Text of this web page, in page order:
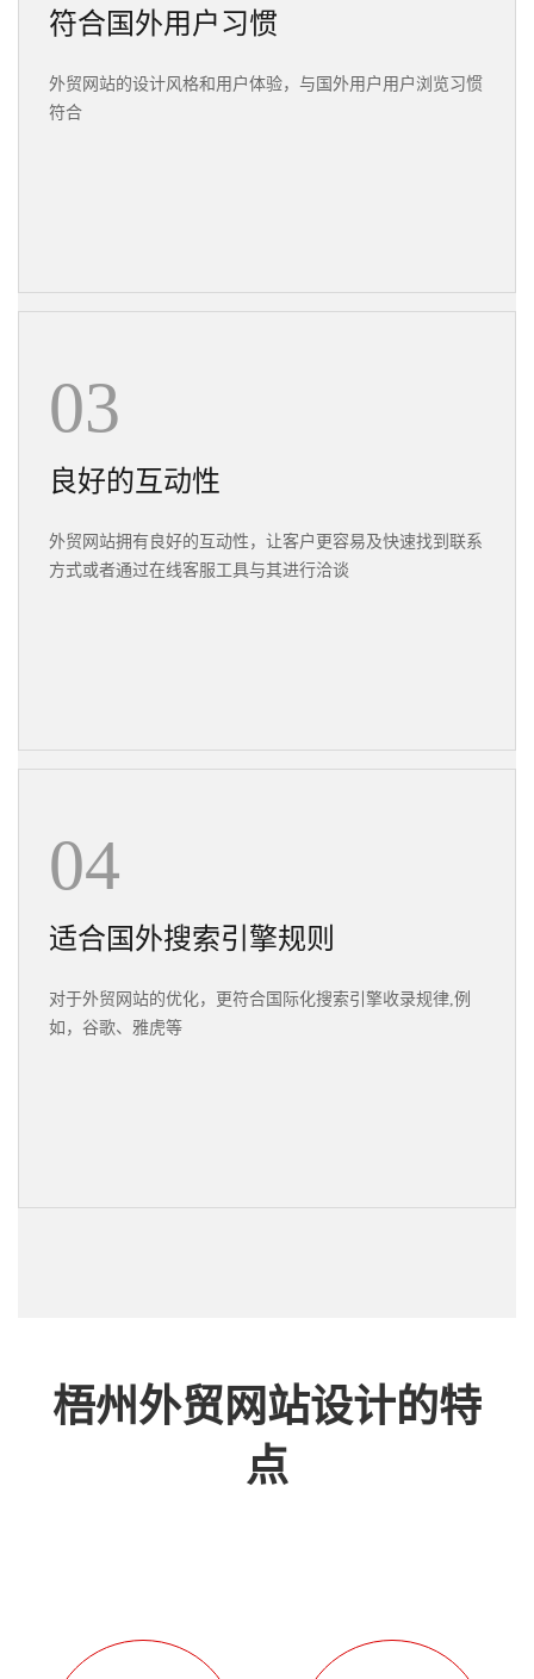
符合国外用户习惯
外贸网站的设计风格和用户体验，与国外用户用户浏览习惯
符合
03
良好的互动性
外贸网站拥有良好的互动性，让客户更容易及快速找到联系
方式或者通过在线客服工具与其进行洽谈
04
适合国外搜索引擎规则
对于外贸网站的优化，更符合国际化搜索引擎收录规律,例
如，谷歌、雅虎等
梧州外贸网站设计的特
点